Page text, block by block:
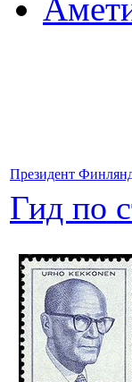
Президент
Гид по